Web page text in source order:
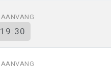
AANVANG
19:30
AANVANG